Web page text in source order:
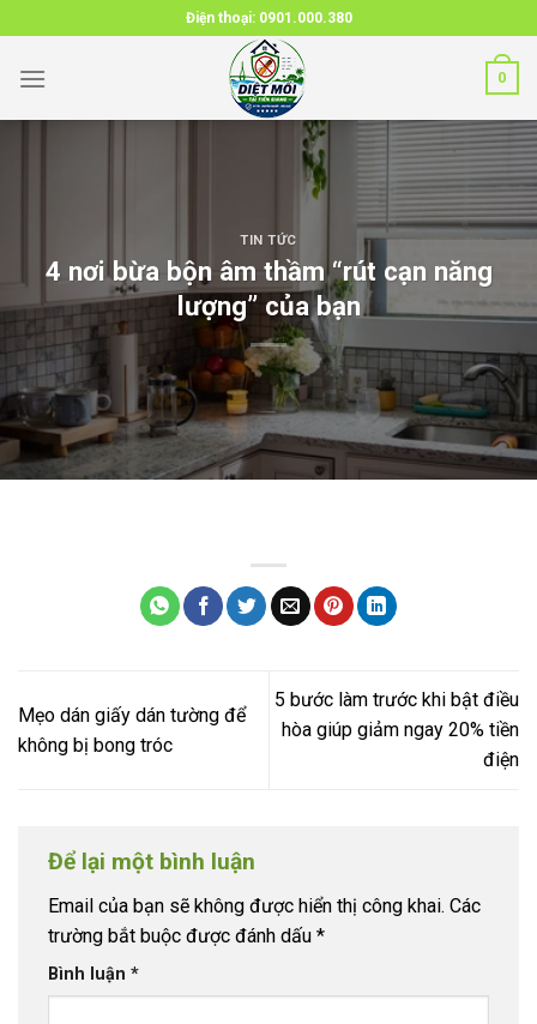
to
content
Điện thoại: 0901.000.380
0
TIN TỨC
4 nơi bừa bộn âm thầm “rút cạn năng
lượng” của bạn
Mẹo dán giấy dán tường để
không bị bong tróc
5 bước làm trước khi bật điều
hòa giúp giảm ngay 20% tiền
điện
Để lại một bình luận
Email của bạn sẽ không được hiển thị công khai. Các
trường bắt buộc được đánh dấu *
Bình luận *